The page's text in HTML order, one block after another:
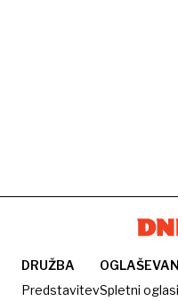
DRUŽBA
PredstavitevSpletni oglasi